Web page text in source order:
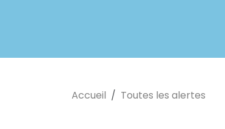
Accueil Toutes les alertes